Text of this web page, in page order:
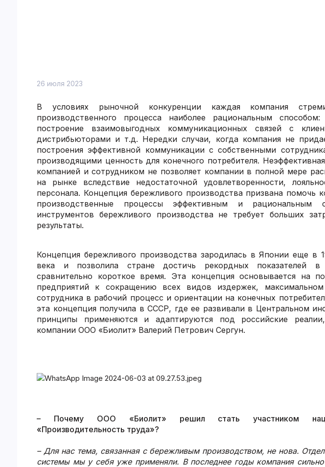
26 июля 2023
В условиях рыночной конкуренции каждая компания
производственного процесса наиболее рациональным способом:
построение взаимовыгодных коммуникационных связей с
дистрибьюторами и т.д. Нередки случаи, когда компания не
построения эффективной коммуникации с собственными
производящими ценность для конечного потребителя.
компанией и сотрудником не позволяет компании в полной мере
на рынке вследствие недостаточной удовлетворенности,
персонала. Концепция бережливого производства призвана помочь
производственные процессы эффективным и рациональным
инструментов бережливого производства не требует больших
результаты.
Концепция бережливого производства зародилась в Японии еще в
века и позволила стране достичь рекордных показателей
сравнительно короткое время. Эта концепция основывается на
предприятий к сокращению всех видов издержек,
сотрудника в рабочий процесс и ориентации на конечных
эта концепция получила в СССР, где ее развивали в Центральном
принципы применяются и адаптируются под российские
компании ООО «Биолит» Валерий Петрович Сергун.
– Почему ООО «Биолит» решил стать участником
«Производительность труда»?
– Для нас тема, связанная с бережливым производством, не нова.
системы мы у себя уже применяли. В последнее годы компания сильно